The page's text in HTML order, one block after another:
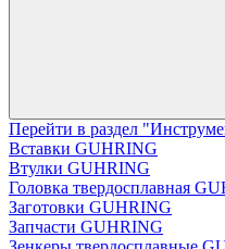
Перейти в раздел
Вставки GUHRING
Втулки GUHRING
Головка твердосплавная
Заготовки GUHRING
Запчасти GUHRING